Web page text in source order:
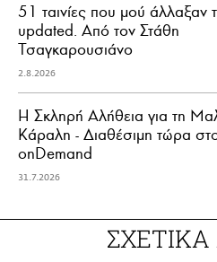
51 ταινίες που μού άλλαξαν
updated. Aπό τον Στάθη
Τσαγκαρουσιάνο
2.8.2026
Η Σκληρή Αλήθεια για τη
Κάραλη - Διαθέσιμη τώρα
onDemand
31.7.2026